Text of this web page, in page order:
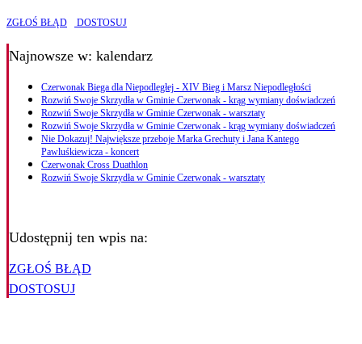
ZGŁOŚ BŁĄD DOSTOSUJ
Najnowsze w: kalendarz
Czerwonak Biega dla Niepodległej - XIV Bieg i Marsz Niepodległości
Rozwiń Swoje Skrzydła w Gminie Czerwonak - krąg wymiany doświadczeń
Rozwiń Swoje Skrzydła w Gminie Czerwonak - warsztaty
Rozwiń Swoje Skrzydła w Gminie Czerwonak - krąg wymiany doświadczeń
Nie Dokazuj! Największe przeboje Marka Grechuty i Jana Kantego
Pawluśkiewicza - koncert
Czerwonak Cross Duathlon
Rozwiń Swoje Skrzydła w Gminie Czerwonak - warsztaty
Udostępnij ten wpis na:
ZGŁOŚ BŁĄD
DOSTOSUJ